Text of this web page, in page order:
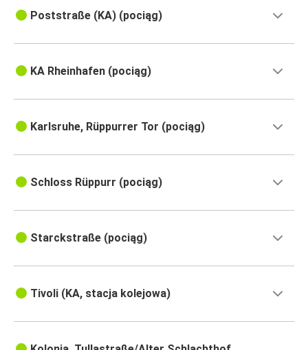
Poststraße (KA) (pociąg)
KA Rheinhafen (pociąg)
Karlsruhe, Rüppurrer Tor (pociąg)
Schloss Rüppurr (pociąg)
Starckstraße (pociąg)
Tivoli (KA, stacja kolejowa)